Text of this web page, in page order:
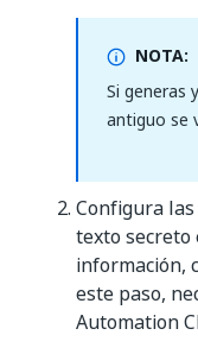
NOTA:
Si generas
antiguo se
Configura
texto secreto
información,
este paso,
Automation